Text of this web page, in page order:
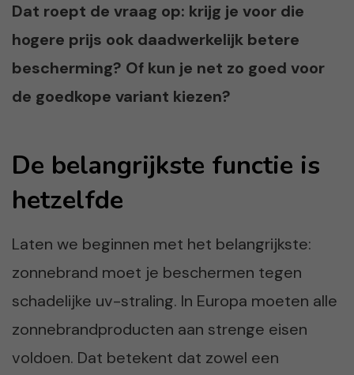
Dat roept de vraag op: krijg je voor die
hogere prijs ook daadwerkelijk betere
bescherming? Of kun je net zo goed voor
de goedkope variant kiezen?
De belangrijkste functie is
hetzelfde
Laten we beginnen met het belangrijkste:
zonnebrand moet je beschermen tegen
schadelijke uv-straling. In Europa moeten alle
zonnebrandproducten aan strenge eisen
voldoen. Dat betekent dat zowel een